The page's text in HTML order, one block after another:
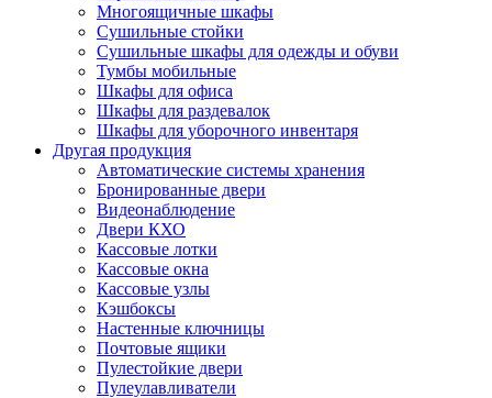
Многоящичные шкафы
Сушильные стойки
Сушильные шкафы для одежды и обуви
Тумбы мобильные
Шкафы для офиса
Шкафы для раздевалок
Шкафы для уборочного инвентаря
Другая продукция
Автоматические системы хранения
Бронированные двери
Видеонаблюдение
Двери КХО
Кассовые лотки
Кассовые окна
Кассовые узлы
Кэшбоксы
Настенные ключницы
Почтовые ящики
Пулестойкие двери
Пулеулавливатели